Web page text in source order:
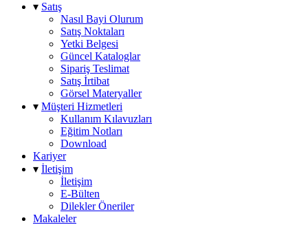
▾ Satış
Nasıl Bayi Olurum
Satış Noktaları
Yetki Belgesi
Güncel Kataloglar
Sipariş Teslimat
Satış İrtibat
Görsel Materyaller
▾ Müşteri Hizmetleri
Kullanım Kılavuzları
Eğitim Notları
Download
Kariyer
▾ İletişim
İletişim
E-Bülten
Dilekler Öneriler
Makaleler